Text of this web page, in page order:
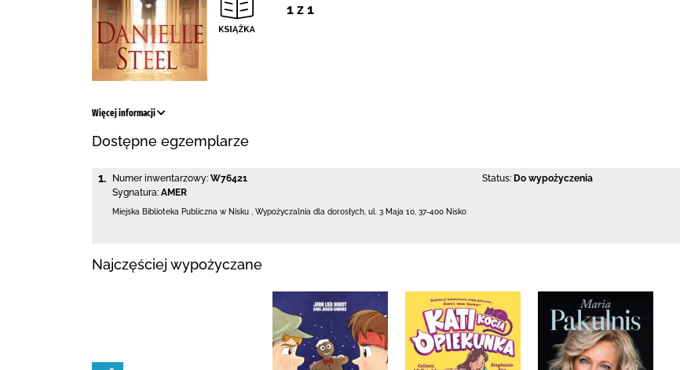
1 z 1
Więcej informacji
Dostępne egzemplarze
1. Numer inwentarzowy: W76421
Sygnatura: AMER
Status: Do wypożyczenia
Miejska Biblioteka Publiczna w Nisku Wypożyczalnia dla dorosłych, ul. 3 Maja 10 37-400 Nisko
Najczęściej wypożyczane